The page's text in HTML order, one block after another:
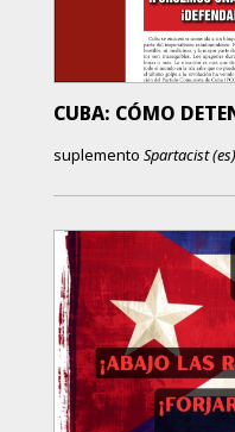
CUBA: CÓMO
suplemento Spartacist (es)